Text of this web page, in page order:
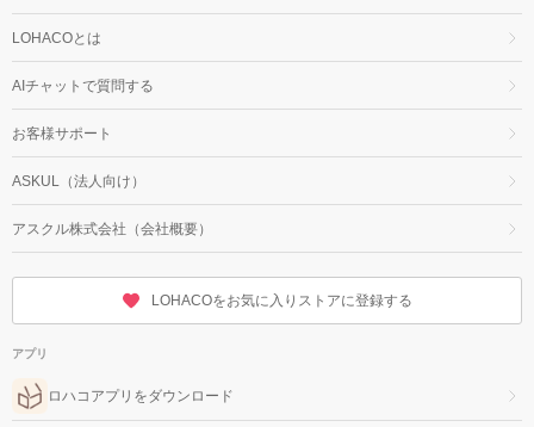
LOHACOとは
AIチャットで質問する
お客様サポート
ASKUL（法人向け）
アスクル株式会社（会社概要）
LOHACOをお気に入りストアに登録する
アプリ
ロハコアプリをダウンロード